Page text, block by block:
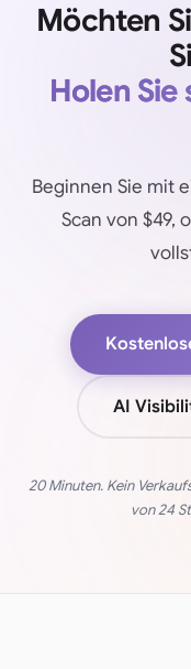
Möchten
Holen
Beginnen Sie mit
Scan von $49,
AI
20 Minuten. Kein
von 24